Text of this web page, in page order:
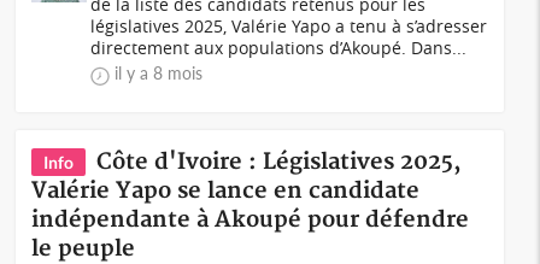
législatives 2025, Valérie Yapo a tenu à s’adresser
directement aux populations d’Akoupé. Dans...
il y a 8 mois
Info
Côte d'Ivoire : Législatives 2025,
Valérie Yapo se lance en candidate
indépendante à Akoupé pour défendre
le peuple